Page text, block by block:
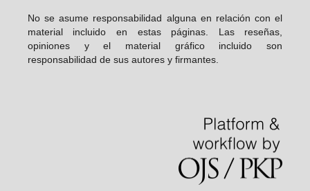
No se asume responsabilidad alguna en relación con el
material incluido en estas páginas. Las reseñas,
opiniones y el material gráfico incluido son
responsabilidad de sus autores y firmantes.